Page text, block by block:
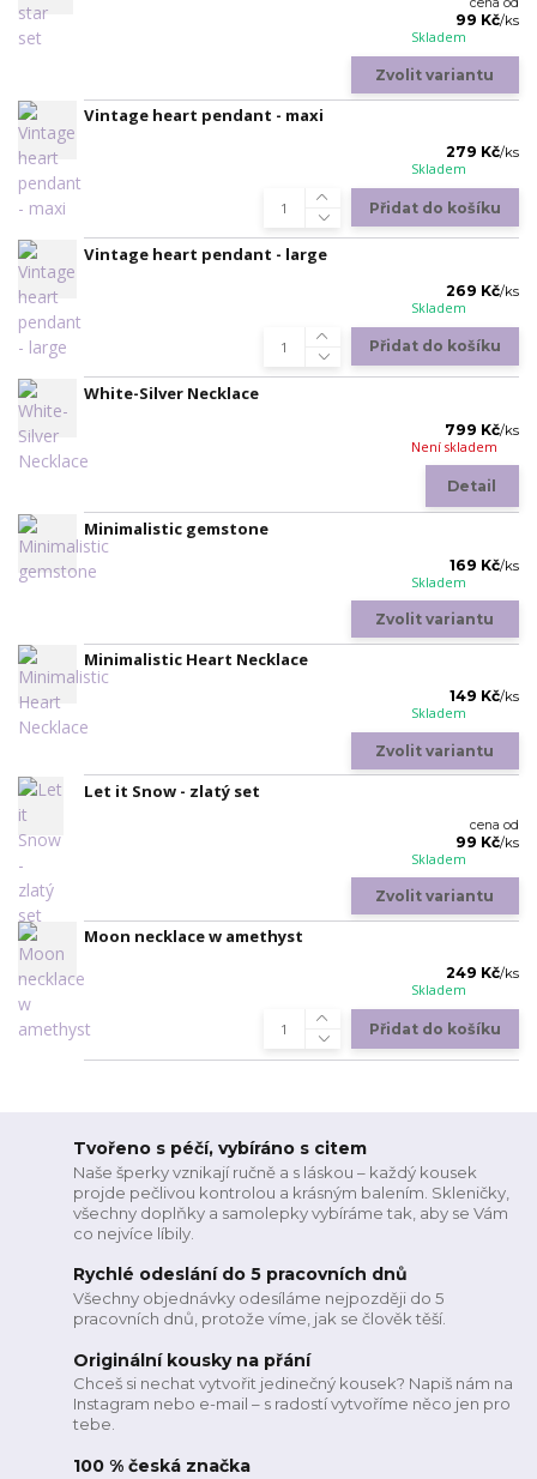
cena od
99 Kč/ks
Skladem
Zvolit variantu
Vintage heart pendant - maxi
279 Kč/ks
Skladem
Přidat do košíku
Vintage heart pendant - large
269 Kč/ks
Skladem
Přidat do košíku
White-Silver Necklace
799 Kč/ks
Není skladem
Detail
Minimalistic gemstone
169 Kč/ks
Skladem
Zvolit variantu
Minimalistic Heart Necklace
149 Kč/ks
Skladem
Zvolit variantu
Let it Snow - zlatý set
cena od
99 Kč/ks
Skladem
Zvolit variantu
Moon necklace w amethyst
249 Kč/ks
Skladem
Přidat do košíku
Tvořeno s péčí, vybíráno s citem
Naše šperky vznikají ručně a s láskou – každý kousek
projde pečlivou kontrolou a krásným balením. Skleničky,
všechny doplňky a samolepky vybíráme tak, aby se Vám
co nejvíce líbily.
Rychlé odeslání do 5 pracovních dnů
Všechny objednávky odesíláme nejpozději do 5
pracovních dnů, protože víme, jak se člověk těší.
Originální kousky na přání
Chceš si nechat vytvořit jedinečný kousek? Napiš nám na
Instagram nebo e-mail – s radostí vytvoříme něco jen pro
tebe.
100 % česká značka